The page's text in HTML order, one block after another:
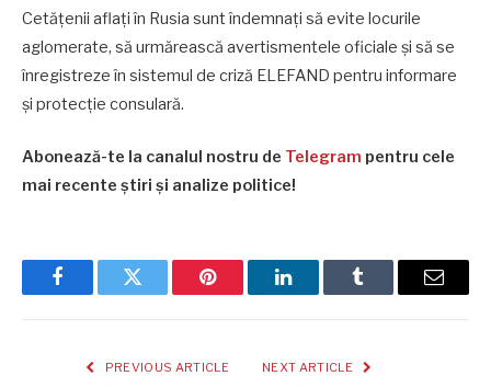
Cetățenii aflați în Rusia sunt îndemnați să evite locurile
aglomerate, să urmărească avertismentele oficiale și să se
înregistreze în sistemul de criză ELEFAND pentru informare
și protecție consulară.
Abonează-te la canalul nostru de Telegram pentru cele
mai recente știri și analize politice!
FacebookTwitter Pinterest LinkedInTumblr Email
PREVIOUS ARTICLE NEXT ARTICLE